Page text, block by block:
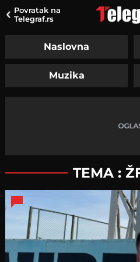
Povratak na
Telegraf.rs
Naslovna
Muzika
TEMA :